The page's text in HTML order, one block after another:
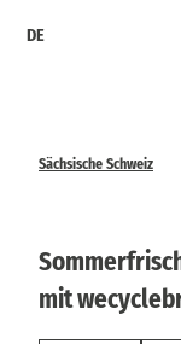
DE
Sächsische Schweiz
mit